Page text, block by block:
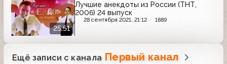
25:51
Лучшие анекдоты из России (ТНТ,
2006) 24 выпуск
28 сентября 2021, 21:12 1889
Ещё записи с канала Первый канал